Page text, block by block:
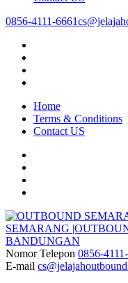
0856-4111-6661
Home
Terms & Conditions
Contact US
OUTBOUND
Jasa Paket Outbound
Nomor Telepon 0856-
E-mail